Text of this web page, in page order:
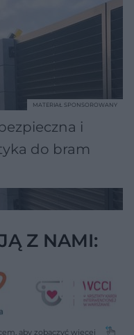
i
do bram
MATERIAŁ SPONSOROWANY
Z NAMI: